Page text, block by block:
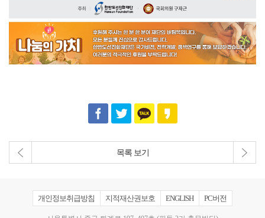
목록 보기
개인정보취급방침 지적재산권보호 ENGLISH PC버전